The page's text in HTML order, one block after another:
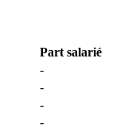
Part salarié
-
-
-
-